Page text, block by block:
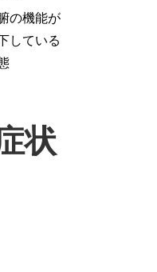
の機能が
している
状